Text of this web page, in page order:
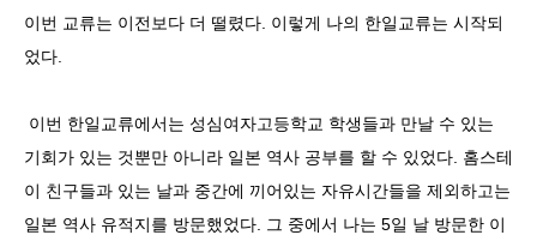
이번 교류는 이전보다 더 떨렸다. 이렇게 나의 한일교류는 시작되
었다.
이번 한일교류에서는 성심여자고등학교 학생들과 만날 수 있는
기회가 있는 것뿐만 아니라 일본 역사 공부를 할 수 있었다. 홈스테
이 친구들과 있는 날과 중간에 끼어있는 자유시간들을 제외하고는
일본 역사 유적지를 방문했었다. 그 중에서 나는 5일 날 방문한 이